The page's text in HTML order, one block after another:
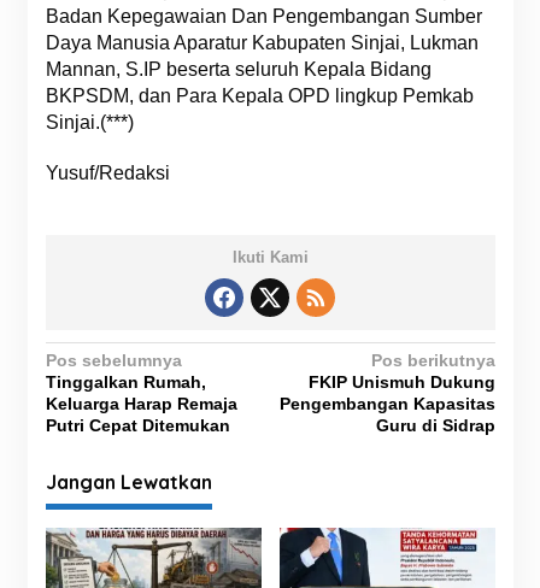
Badan Kepegawaian Dan Pengembangan Sumber
Daya Manusia Aparatur Kabupaten Sinjai, Lukman
Mannan, S.IP beserta seluruh Kepala Bidang
BKPSDM, dan Para Kepala OPD lingkup Pemkab
Sinjai.(***)
Yusuf/Redaksi
Ikuti Kami
N
a
v
i
g
a
s
Pos sebelumnya
Tinggalkan Rumah,
Keluarga Harap Remaja
Putri Cepat Ditemukan
Pos berikutnya
FKIP Unismuh Dukung
Pengembangan Kapasitas
Guru di Sidrap
Jangan Lewatkan